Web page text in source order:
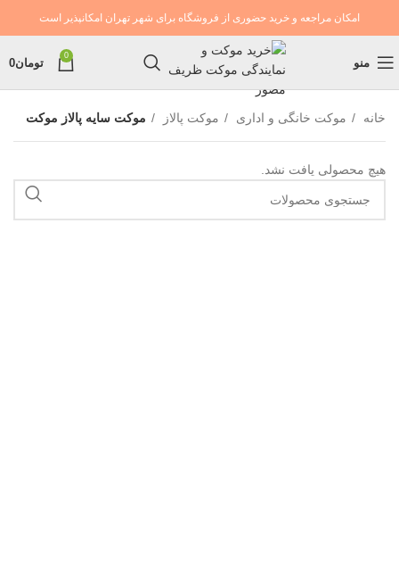
امکان مراجعه و خرید حضوری از فروشگاه برای شهر تهران امکانپذیر است
منو
0
تومان0
خانه موکت خانگی و اداری موکت پالاز موکت سایه پالاز موکت
هیچ محصولی یافت نشد.